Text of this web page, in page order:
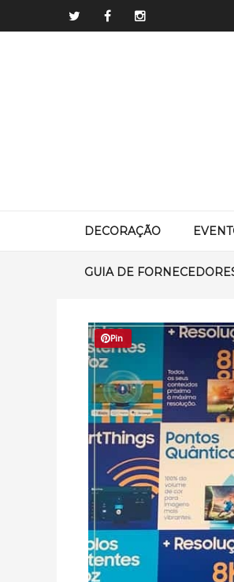
DECORAÇÃO
GUIA DE
Pin